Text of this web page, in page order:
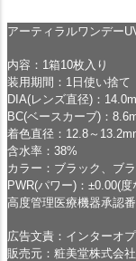
アーティラルワンデー
内容：1箱10枚入り
装用期間：1日使い捨て
DIA(レンズ直径)：
BC(ベースカーブ)：
着色直径：12.8～
含水率：38%
カラー：ブラック、ブ
PWR(パワー)：±0.00(
高度管理医療機器承認
広告文責：インターオ
販売元：粧美堂株式会社